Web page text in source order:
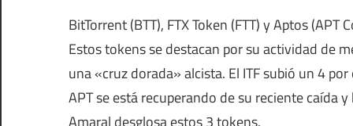
BitTorrent (BTT), FTX Token (FTT) y Aptos
Estos tokens se destacan por su actividad de
una «cruz dorada» alcista. El ITF subió un 4
APT se está recuperando de su reciente caída
Amaral desglosa estos 3 tokens.